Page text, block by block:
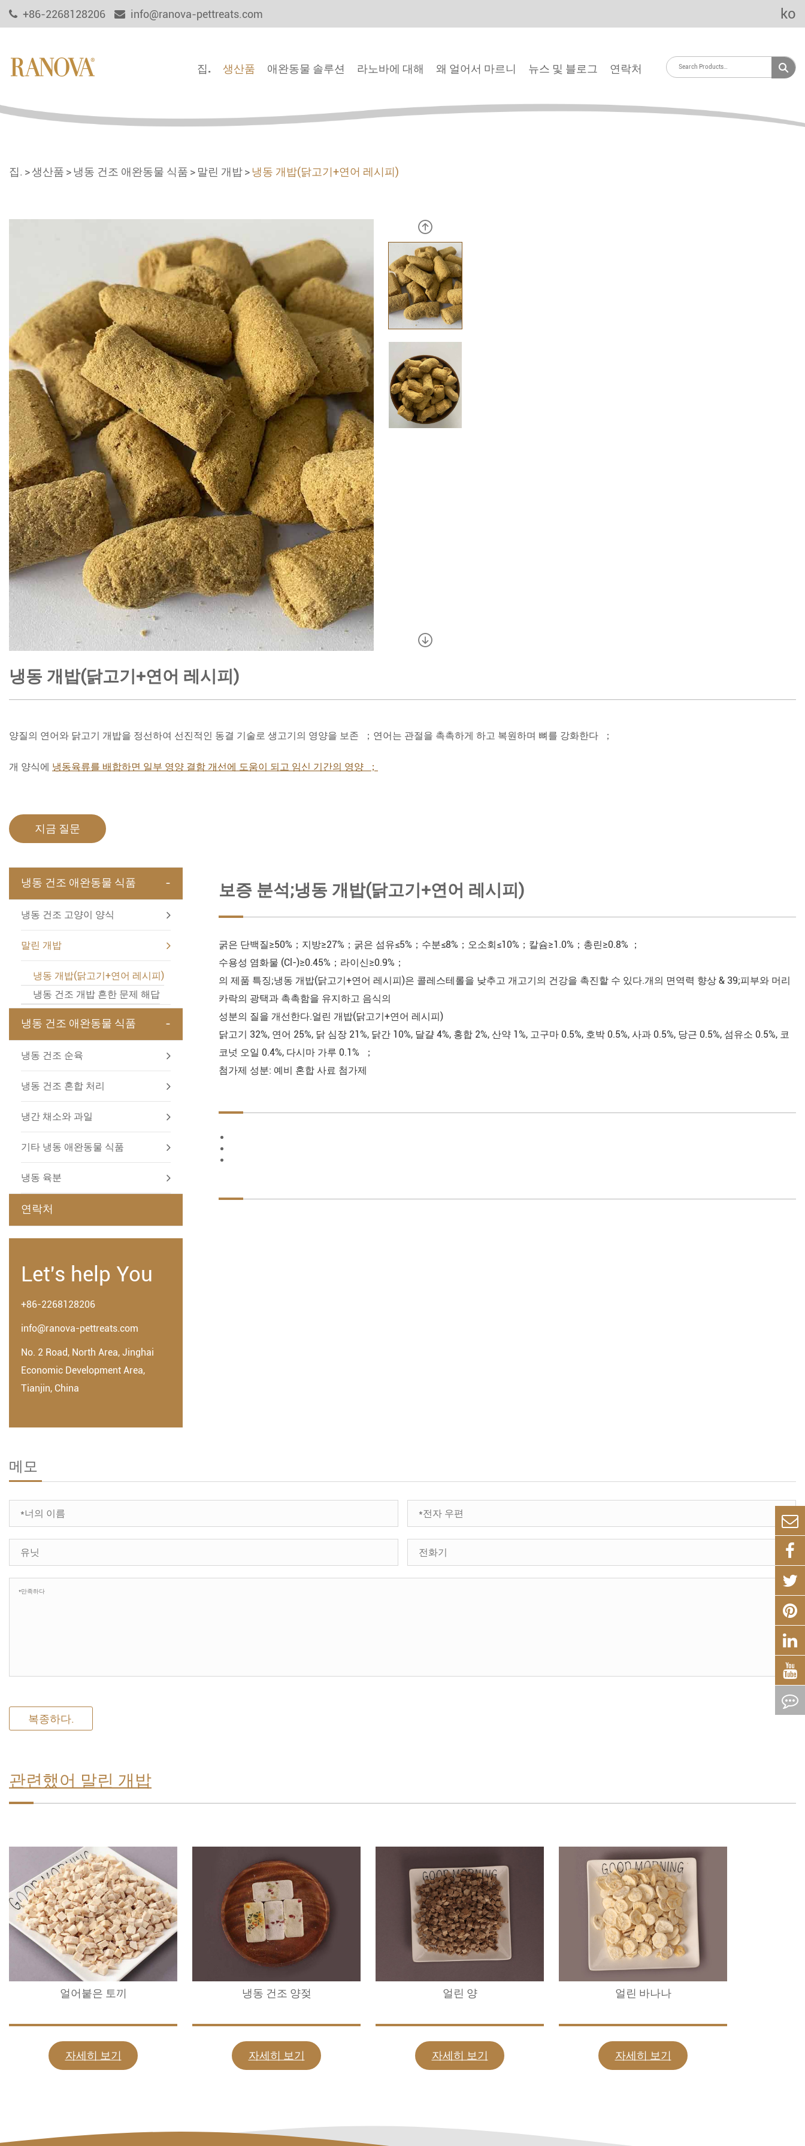
+86-2268128206 info@ranova-pettreats.com ko
집. 생산품 애완동물 솔루션 라노바에 대해 왜 얼어서 마르니 뉴스 및 블로그 연락처
집. 생산품 냉동 건조 애완동물 식품 말린 개밥 냉동 개밥(닭고기+연어 레시피)
냉동 개밥(닭고기+연어 레시피)
양질의 연어와 닭고기 개밥을 정선하여 선진적인 동결 기술로 생고기의 영양을 보존 ；연어는 관절을 촉촉하게 하고 복원하며 뼈를 강화한다 ；
개 양식에 냉동육류를 배합하면 일부 영양 결함 개선에 도움이 되고 임신 기간의 영양 ；
지금 질문
냉동 건조 애완동물 식품 -
냉동 건조 고양이 양식
말린 개밥
냉동 개밥(닭고기+연어 레시피)
냉동 건조 개밥 흔한 문제 해답
냉동 건조 애완동물 식품 -
냉동 건조 순육
냉동 건조 혼합 처리
냉간 채소와 과일
기타 냉동 애완동물 식품
냉동 육분
연락처
Let's help You
+86-2268128206
info@ranova-pettreats.com
No. 2 Road, North Area, Jinghai
Economic Development Area,
Tianjin, China
보증 분석;냉동 개밥(닭고기+연어 레시피)
굵은 단백질≥50%；지방≥27%；굵은 섬유≤5%；수분≤8%；오소회≤10%；칼슘≥1.0%；총린≥0.8% ；
수용성 염화물 (Cl-)≥0.45%；라이신≥0.9%；
의 제품 특징;냉동 개밥(닭고기+연어 레시피)은 콜레스테롤을 낮추고 개고기의 건강을 촉진할 수 있다.개의 면역력 향상 & 39;피부와 머리
카락의 광택과 촉촉함을 유지하고 음식의
성분의 질을 개선한다.얼린 개밥(닭고기+연어 레시피)
닭고기 32%, 연어 25%, 닭 심장 21%, 닭간 10%, 달걀 4%, 홍합 2%, 산약 1%, 고구마 0.5%, 호박 0.5%, 사과 0.5%, 당근 0.5%, 섬유소 0.5%, 코
코넛 오일 0.4%, 다시마 가루 0.1% ；
첨가제 성분: 예비 혼합 사료 첨가제
메모
복종하다.
관련했어 말린 개밥
얼어붙은 토끼
자세히 보기
냉동 건조 양젖
자세히 보기
얼린 양
자세히 보기
얼린 바나나
자세히 보기